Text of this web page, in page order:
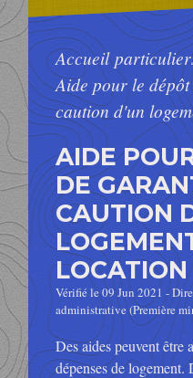
Accueil
Aide pour le
caution d'un
AIDE
DE
CAUTION
LOCATION
Vérifié le 09 Jun 2021 -
administrative (Première
Des aides peuvent être
dépenses de